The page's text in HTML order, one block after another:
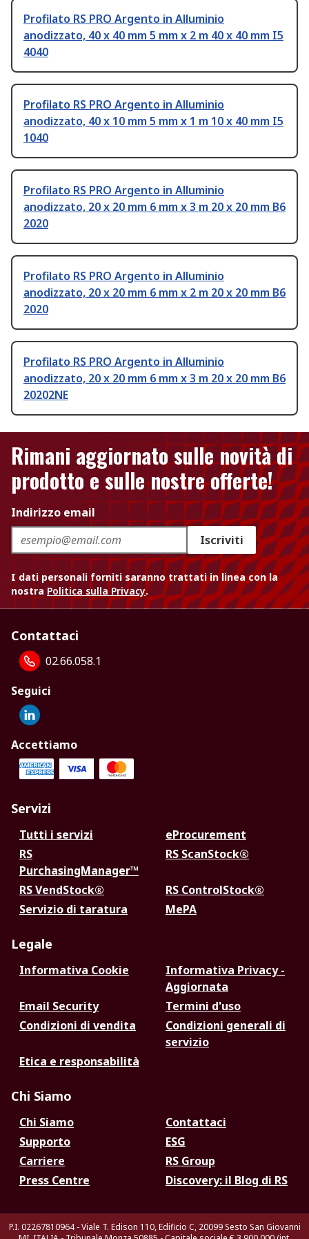
Profilato RS PRO Argento in Alluminio
anodizzato, 40 x 40 mm 5 mm x 2 m 40 x 40 mm I5
4040
Profilato RS PRO Argento in Alluminio
anodizzato, 40 x 10 mm 5 mm x 1 m 10 x 40 mm I5
1040
Profilato RS PRO Argento in Alluminio
anodizzato, 20 x 20 mm 6 mm x 3 m 20 x 20 mm B6
2020
Profilato RS PRO Argento in Alluminio
anodizzato, 20 x 20 mm 6 mm x 2 m 20 x 20 mm B6
2020
Profilato RS PRO Argento in Alluminio
anodizzato, 20 x 20 mm 6 mm x 3 m 20 x 20 mm B6
20202NE
Rimani aggiornato sulle novità di
prodotto e sulle nostre offerte!
Indirizzo email
Iscriviti
I dati personali forniti saranno trattati in linea con la
nostra Politica sulla Privacy.
Contattaci
02.66.058.1
Seguici
Accettiamo
Servizi
Tutti i servizi
eProcurement
RS
PurchasingManager™
RS ScanStock®
RS VendStock®
RS ControlStock®
Servizio di taratura
MePA
Legale
Informativa Cookie
Informativa Privacy -
Aggiornata
Email Security
Termini d'uso
Condizioni di vendita
Condizioni generali di
servizio
Etica e responsabilità
Chi Siamo
Chi Siamo
Contattaci
Supporto
ESG
Carriere
RS Group
Press Centre
Discovery: il Blog di RS
P.I. 02267810964 - Viale T. Edison 110, Edificio C, 20099 Sesto San Giovanni